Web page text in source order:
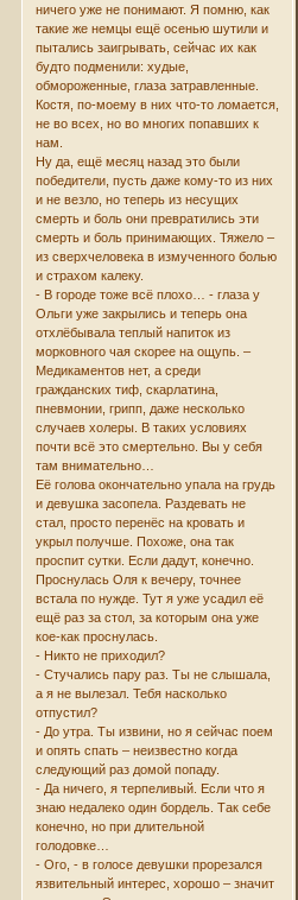
ничего уже не понимают. Я помню, как
такие же немцы ещё осенью шутили и
пытались заигрывать, сейчас их как
будто подменили: худые,
обмороженные, глаза затравленные.
Костя, по-моему в них что-то ломается,
не во всех, но во многих попавших к
нам.
Ну да, ещё месяц назад это были
победители, пусть даже кому-то из них
и не везло, но теперь из несущих
смерть и боль они превратились эти
смерть и боль принимающих. Тяжело –
из сверхчеловека в измученного болью
и страхом калеку.
- В городе тоже всё плохо… - глаза у
Ольги уже закрылись и теперь она
отхлёбывала теплый напиток из
морковного чая скорее на ощупь. –
Медикаментов нет, а среди
гражданских тиф, скарлатина,
пневмонии, грипп, даже несколько
случаев холеры. В таких условиях
почти всё это смертельно. Вы у себя
там внимательно…
Её голова окончательно упала на грудь
и девушка засопела. Раздевать не
стал, просто перенёс на кровать и
укрыл получше. Похоже, она так
проспит сутки. Если дадут, конечно.
Проснулась Оля к вечеру, точнее
встала по нужде. Тут я уже усадил её
ещё раз за стол, за которым она уже
кое-как проснулась.
- Никто не приходил?
- Стучались пару раз. Ты не слышала,
а я не вылезал. Тебя насколько
отпустил?
- До утра. Ты извини, но я сейчас поем
и опять спать – неизвестно когда
следующий раз домой попаду.
- Да ничего, я терпеливый. Если что я
знаю недалеко один бордель. Так себе
конечно, но при длительной
голодовке…
- Ого, - в голосе девушки прорезался
язвительный интерес, хорошо – значит